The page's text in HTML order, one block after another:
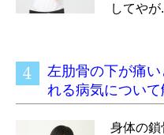
してやが
左肋骨の下が痛
れる病気について
身体の鎖